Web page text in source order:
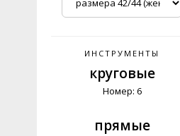
ИНСТРУМЕНТЫ
круговые
Номер: 6
прямые